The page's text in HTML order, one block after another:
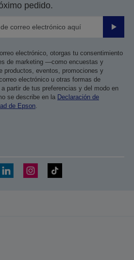
pedido.
Enviar
electrónico, otorgas tu consentimiento
de marketing —como encuestas y
productos, eventos, promociones y
electrónico u otras formas de
partir de tus preferencias y del modo en
se describe en la Declaración de
de Epson.